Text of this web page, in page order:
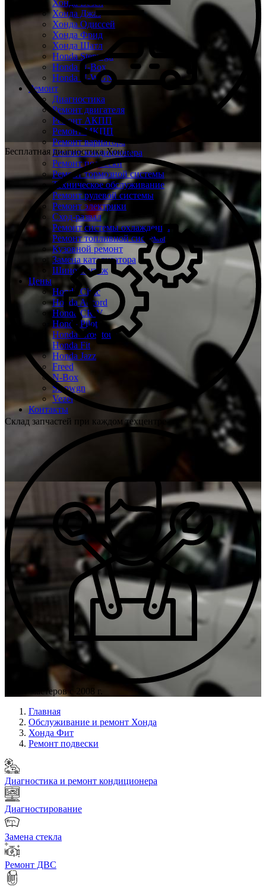
Хонда Везел
Хонда Джаз
Хонда Одиссей
Хонда Фрид
Хонда Шатл
Honda Stepwgn
Honda N-Box
Honda N-WGN
Ремонт
Диагностика
Ремонт двигателя
Ремонт АКПП
Ремонт МКПП
Ремонт вариатора
Ремонт кондиционера
Ремонт подвески
Ремонт тормозной системы
Техническое обслуживание
Ремонт рулевой системы
Ремонт электрики
Сход-развал
Ремонт системы охлаждения
Ремонт топливной системы
Кузовной ремонт
Замена катализатора
Шиномонтаж
Цены
Honda Civic
Honda Accord
Honda CR-V
Honda Pilot
Honda Crosstour
Honda Fit
Honda Jazz
Freed
N-Box
Stepwgn
Vezel
Контакты
Бесплатная диагностика Хонда
Склад запчастей при каждом техцентре
Опыт мастеров с 2008 г.
Главная
Обслуживание и ремонт Хонда
Хонда Фит
Ремонт подвески
Диагностика и ремонт кондиционера
Диагностирование
Замена стекла
Ремонт ДВС